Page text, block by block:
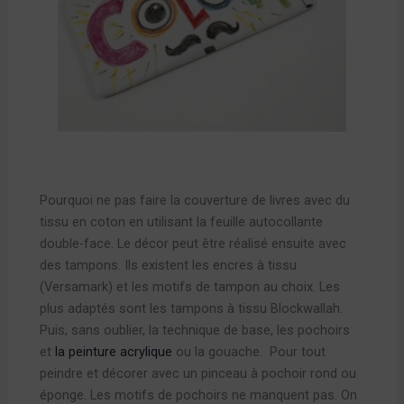
Pourquoi ne pas faire la couverture de livres avec du
tissu en coton en utilisant la feuille autocollante
double-face. Le décor peut être réalisé ensuite avec
des tampons. Ils existent les encres à tissu
(Versamark) et les motifs de tampon au choix. Les
plus adaptés sont les tampons à tissu Blockwallah.
Puis, sans oublier, la technique de base, les pochoirs
et la peinture acrylique ou la gouache. Pour tout
peindre et décorer avec un pinceau à pochoir rond ou
éponge. Les motifs de pochoirs ne manquent pas. On